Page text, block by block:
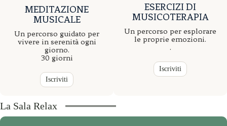
MEDITAZIONE
MUSICALE
Un percorso guidato per
vivere in serenità ogni
giorno.
30 giorni
Iscriviti
ESERCIZI DI
MUSICOTERAPIA
Un percorso per esplorare
le proprie emozioni.
.
Iscriviti
La Sala Relax